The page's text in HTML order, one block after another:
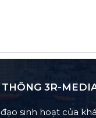
THÔNG 3R-
sinh hoạt của